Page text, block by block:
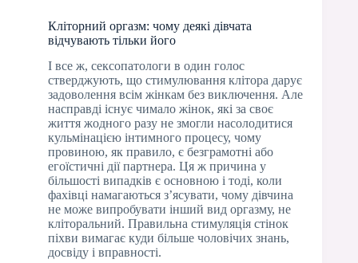
Кліторний оргазм: чому деякі дівчата
відчувають тільки його
І все ж, сексопатологи в один голос
стверджують, що стимулювання клітора дарує
задоволення всім жінкам без виключення. Але
насправді існує чимало жінок, які за своє
життя жодного разу не змогли насолодитися
кульмінацією інтимного процесу, чому
провиною, як правило, є безграмотні або
егоїстичні дії партнера. Ця ж причина у
більшості випадків є основною і тоді, коли
фахівці намагаються з’ясувати, чому дівчина
не може випробувати інший вид оргазму, не
кліторальний. Правильна стимуляція стінок
піхви вимагає куди більше чоловічих знань,
досвіду і вправності.